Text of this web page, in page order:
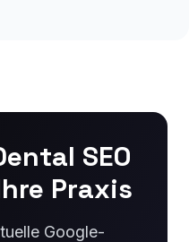
SEO
Praxis
Google-